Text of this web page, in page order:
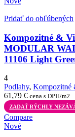
Pridať do obľúbených
Kompozitné &
MODULAR
11106 Light
4
Podlahy, Kompozitné
61,79 € cena s DPH/m2
ZADAŤ RÝCHLY
Compare
Nové